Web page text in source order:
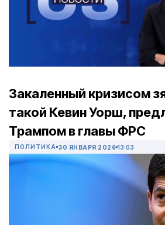
Закаленный кризисом
такой Кевин Уорш,
Трампом в главы ФРС
ПОЛИТИКА 30 ЯНВАРЯ 2026 13:03